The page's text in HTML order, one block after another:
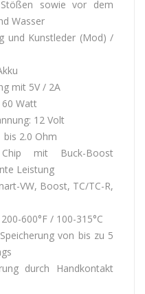
sowie vor dem
Wasser
und Kunstleder (Mod) /
mit 5V / 2A
60 Watt
12 Volt
bis 2.0 Ohm
mit Buck-Boost
Leistung
VW, Boost, TC/TC-R,
600°F / 100-315°C
von bis zu 5
durch Handkontakt